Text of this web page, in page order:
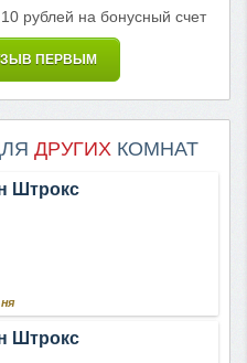
рублей на бонусный счет
ПЕРВЫМ
ДРУГИХ КОМНАТ
Штрокс
Штрокс